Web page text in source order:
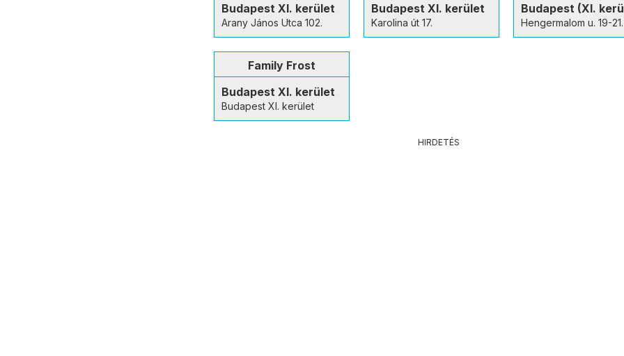
Budapest XI. kerület
Arany János Utca 102.
Budapest XI. kerület
Karolina út 17.
Budapest (XI.
Hengermalom u. 19-21.
Family Frost
Budapest XI. kerület
Budapest XI. kerület
HIRDETÉS